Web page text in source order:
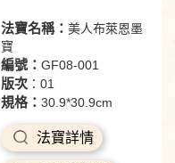
法寶名稱： 美人布萊恩墨
寶
編號： GF08-001
版次：01
規格： 30.9*30.9cm
法寶詳情